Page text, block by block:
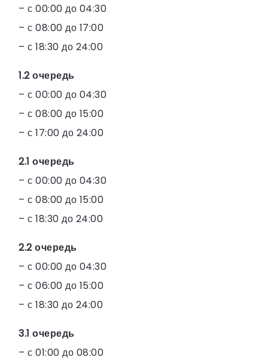
– с 00:00 до 04:30
– с 08:00 до 17:00
– с 18:30 до 24:00
1.2 очередь
– с 00:00 до 04:30
– с 08:00 до 15:00
– с 17:00 до 24:00
2.1 очередь
– с 00:00 до 04:30
– с 08:00 до 15:00
– с 18:30 до 24:00
2.2 очередь
– с 00:00 до 04:30
– с 06:00 до 15:00
– с 18:30 до 24:00
3.1 очередь
– с 01:00 до 08:00